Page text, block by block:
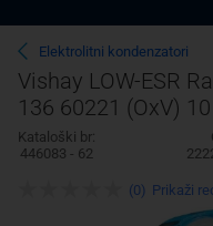
Pravno lice
unesite
ključnu
riječ,
kataloški
broj,
EAN
ili
Elektrolitni kondenzatori
Vishay LOW-ESR
136 60221 (OxV)
Kataloški br:
446083 - 62
(0) Prikaži